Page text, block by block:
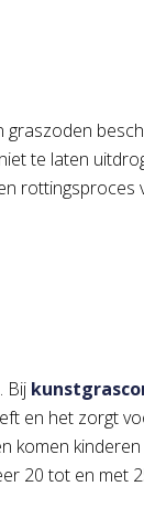
te laten
rottingsproces
Bij
en het zorgt
komen
20 tot en met